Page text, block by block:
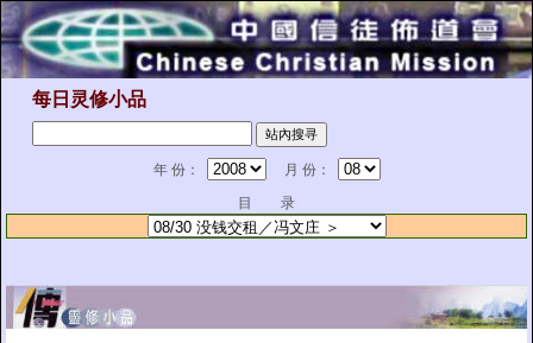
每日灵修小品
年 份：
月 份：
目 录